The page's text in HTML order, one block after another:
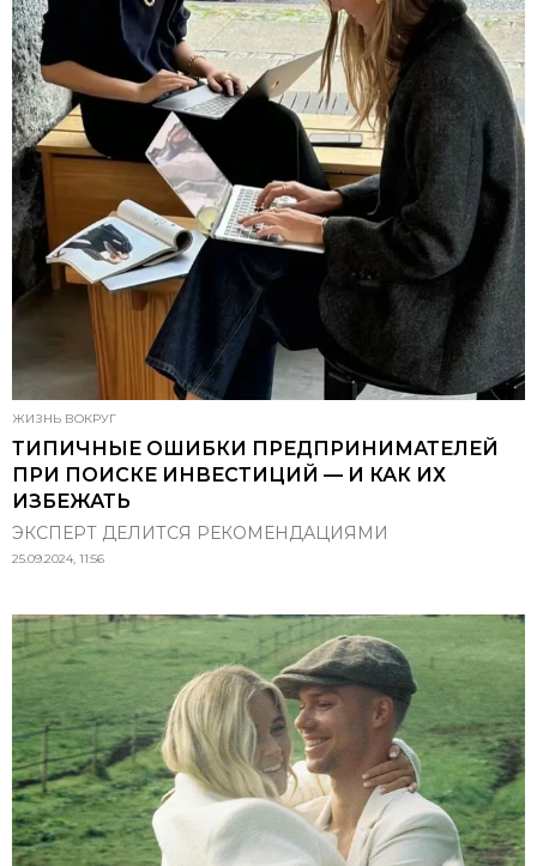
ЖИЗНЬ ВОКРУГ
ТИПИЧНЫЕ ОШИБКИ ПРЕДПРИНИМАТЕЛЕЙ
ПРИ ПОИСКЕ ИНВЕСТИЦИЙ — И КАК ИХ
ИЗБЕЖАТЬ
ЭКСПЕРТ ДЕЛИТСЯ РЕКОМЕНДАЦИЯМИ
25.09.2024, 11:56